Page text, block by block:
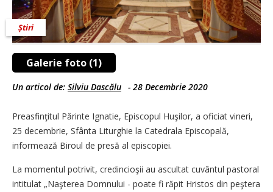
Galerie foto (1)
Știri
Un articol de: Silviu Dascălu - 28 Decembrie 2020
Preasfinţitul Părinte Ignatie, Episcopul Huşilor, a oficiat vineri,
25 decembrie, Sfânta Liturghie la Catedrala Episcopală,
informează Biroul de presă al episcopiei.
La momentul potrivit, credincioşii au ascultat cuvântul pastoral
intitulat „Naşterea Domnului - poate fi răpit Hristos din peştera